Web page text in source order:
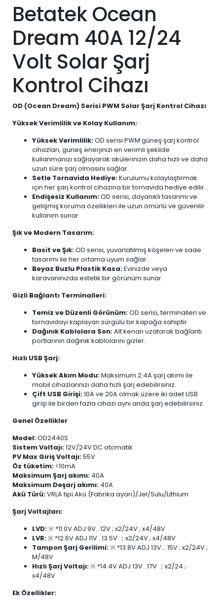
Betatek Ocean
Dream 40A 12/24
Volt Solar Şarj
Kontrol Cihazı
OD (Ocean Dream) Serisi PWM Solar Şarj Kontrol Cihazı
Yüksek Verimlilik ve Kolay Kullanım:
Yüksek Verimlilik:OD serisi PWM güneş şarj kontrol
cihazları, güneş enerjinizi en verimli şekilde
kullanmanızı sağlayarak akülerinizin daha hızlı ve daha
uzun süre şarj olmasını sağlar.
Setle Tornavida Hediye:Kurulumu kolaylaştırmak
için her şarj kontrol cihazına bir tornavida hediye edilir.
Endişesiz Kullanım:OD serisi, dayanıklı tasarımı ve
gelişmiş koruma özellikleri ile uzun ömürlü ve güvenilir
kullanım sunar.
Şık ve Modern Tasarım:
Basit ve Şık:OD serisi, yuvarlatılmış köşeleri ve sade
tasarımı ile her ortama uyum sağlar.
Beyaz Buzlu Plastik Kasa:Evinizde veya
karavanınızda estetik bir görünüm sunar.
Gizli Bağlantı Terminalleri:
Temiz ve Düzenli Görünüm:OD serisi, terminalleri ve
tornavidayı kaplayan sürgülü bir kapağa sahiptir.
Dağınık Kablolara Son:Alt kenarı uzatarak bağlantı
portlarının dağınık kablolarını gizler.
Hızlı USB Şarj:
Yüksek Akım Modu:Maksimum 2.4A şarj akımı ile
mobil cihazlarınızı daha hızlı şarj edebilirsiniz.
Çift USB Girişi:10A ve 20A olmak üzere iki adet USB
girişi ile birden fazla cihazı aynı anda şarj edebilirsiniz.
Genel Özellikler
Model:OD2440S
Sistem Voltajı:12V/24V DC otomatik
PV Max Giriş Voltajı:55V
Öz tüketim: <10mA
Maksimum Şarj akımı: 40A
Maksimum Deşarj akımı: 40A
Akü Türü:VRLA tipi Akü (Fabrika ayarı)/Jel/Sulu/Lithium
Şarj Voltajları:
LVD:※ *11.0V ADJ 9V...12V ; x2/24V ; x4/48V
LVR:※ *12.6V ADJ 11V...13.5V ；x2/24V ; x4/48V
Tampon Şarj Gerilimi:※ *13.8V ADJ 13V... 15V ; x2/24V ;
M/48V
Hızlı Şarj Voltajı:※ *14.4V ADJ 13V...17V ；x2/24 ;
x4/48V
Ek Özellikler: